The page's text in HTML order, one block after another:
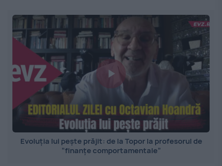
Evoluția lui pește prăjit: de la Topor la profesorul de
”finanțe comportamentale”